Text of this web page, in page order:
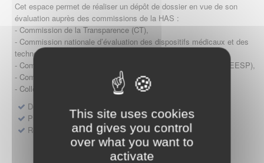
This site uses cookies
and gives you control
over what you want to
activate
Cet espace permet de réaliser un dépôt de dossier en vue de son
évaluation auprès des commissions de la HAS :
- Commission de la Transparence (CT),
- Commission nationale d’évaluation des dispositifs médicaux et des
technologies de santé (CNEDiMTS),
- Commission d'évaluation économique et de santé publique (CEESP),
- Commission technique des vaccinations (CTV)
- Collège HAS (Forfait innovation : DM, DM-DIV, actes)
Dépôt d'un dossier pour un produit de santé
Protocoles d'études post-inscription
Rencontres précoces